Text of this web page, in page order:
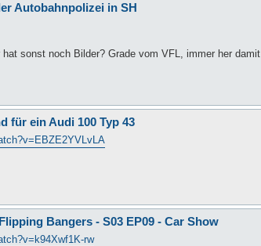
Autobahnpolizei in SH
sonst noch Bilder? Grade vom VFL, immer her damit
für ein Audi 100 Typ 43
Bangers - S03 EP09 - Car Show
rw